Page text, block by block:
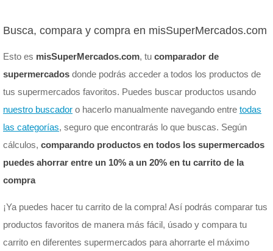
Busca, compara y compra en misSuperMercados.com
Esto es misSuperMercados.com, tu comparador de
supermercados donde podrás acceder a todos los productos de
tus supermercados favoritos. Puedes buscar productos usando
nuestro buscador o hacerlo manualmente navegando entre todas
las categorías, seguro que encontrarás lo que buscas. Según
cálculos, comparando productos en todos los supermercados
puedes ahorrar entre un 10% a un 20% en tu carrito de la
compra
¡Ya puedes hacer tu carrito de la compra! Así podrás comparar tus
productos favoritos de manera más fácil, úsado y compara tu
carrito en diferentes supermercados para ahorrarte el máximo